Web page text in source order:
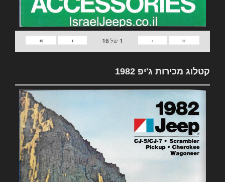
«
‹
1 של16
›
»
קטלוג מכירות ג'יפ 1982